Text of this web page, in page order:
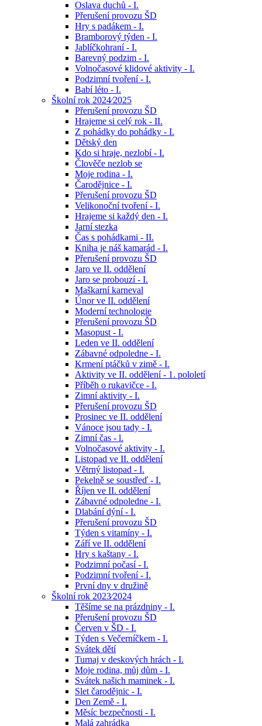
Oslava duchů - I.
Přerušení provozu ŠD
Hry s padákem - I.
Bramborový týden - I.
Jablíčkohraní - I.
Barevný podzim - I.
Volnočasové klidové aktivity - I.
Podzimní tvoření - I.
Babí léto - I.
Školní rok 2024⁄2025
Přerušení provozu ŠD
Hrajeme si celý rok - II.
Z pohádky do pohádky - I.
Dětský den
Kdo si hraje, nezlobí - I.
Člověče nezlob se
Moje rodina - I.
Čarodějnice - I.
Přerušení provozu ŠD
Velikonoční tvoření - I.
Hrajeme si každý den - I.
Jarní stezka
Čas s pohádkami - II.
Kniha je náš kamarád - I.
Přerušení provozu ŠD
Jaro ve II. oddělení
Jaro se probouzí - I.
Maškarní karneval
Únor ve II. oddělení
Moderní technologie
Přerušení provozu ŠD
Masopust - I.
Leden ve II. oddělení
Zábavné odpoledne - I.
Krmení ptáčků v zimě - I.
Aktivity ve II. oddělení - 1. pololetí
Příběh o rukavičce - I.
Zimní aktivity - I.
Přerušení provozu ŠD
Prosinec ve II. oddělení
Vánoce jsou tady - I.
Zimní čas - l.
Volnočasové aktivity - I.
Listopad ve II. oddělení
Větrný listopad - I.
Pekelně se soustřeď - I.
Říjen ve II. oddělení
Zábavné odpoledne - I.
Dlabání dýní - I.
Přerušení provozu ŠD
Týden s vitamíny - I.
Září ve II. oddělení
Hry s kaštany - I.
Podzimní počasí - I.
Podzimní tvoření - I.
První dny v družině
Školní rok 2023⁄2024
Těšíme se na prázdniny - I.
Přerušení provozu ŠD
Červen v ŠD - I.
Týden s Večerníčkem - I.
Svátek dětí
Turnaj v deskových hrách - I.
Moje rodina, můj dům - I.
Svátek našich maminek - I.
Slet čarodějnic - I.
Den Země - I.
Měsíc bezpečnosti - I.
Malá zahrádka